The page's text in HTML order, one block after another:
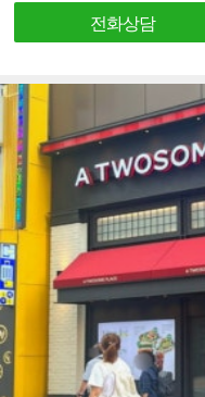
전화상담